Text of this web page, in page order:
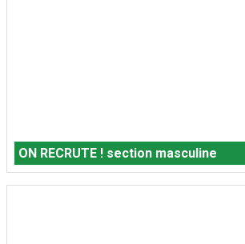
ON RECRUTE ! section masculine